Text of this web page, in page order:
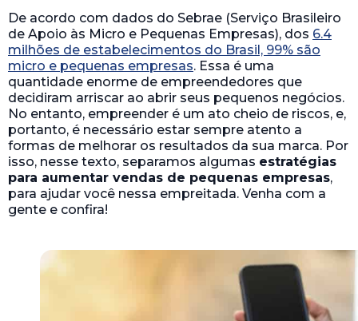
De acordo com dados do Sebrae (Serviço Brasileiro
de Apoio às Micro e Pequenas Empresas), dos 6.4
milhões de estabelecimentos do Brasil, 99% são
micro e pequenas empresas. Essa é uma
quantidade enorme de empreendedores que
decidiram arriscar ao abrir seus pequenos negócios.
No entanto, empreender é um ato cheio de riscos, e,
portanto, é necessário estar sempre atento a
formas de melhorar os resultados da sua marca. Por
isso, nesse texto, separamos algumas estratégias
para aumentar vendas de pequenas empresas,
para ajudar você nessa empreitada. Venha com a
gente e confira!